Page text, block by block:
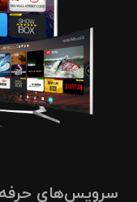
سرویس‌های